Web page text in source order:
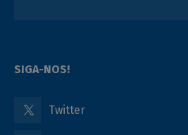
SIGA-NOS!
Twitter